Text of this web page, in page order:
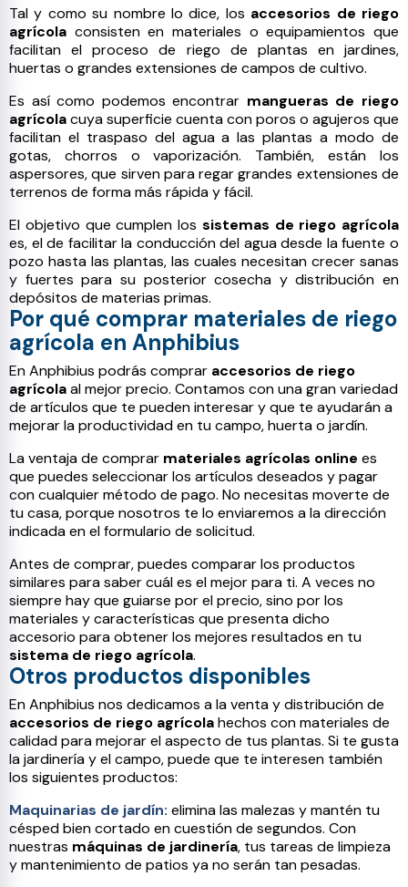
Tal y como su nombre lo dice, los accesorios de riego
agrícola consisten en materiales o equipamientos que
facilitan el proceso de riego de plantas en jardines,
huertas o grandes extensiones de campos de cultivo.
Es así como podemos encontrar mangueras de riego
agrícolacuya superficie cuenta con poros o agujeros que
facilitan el traspaso del agua a las plantas a modo de
gotas, chorros o vaporización. También, están los
aspersores, que sirven para regar grandes extensiones de
terrenos de forma más rápida y fácil.
El objetivo que cumplen los sistemas de riego agrícola
es, el de facilitar la conducción del agua desde la fuente o
pozo hasta las plantas, las cuales necesitan crecer sanas
y fuertes para su posterior cosecha y distribución en
depósitos de materias primas.
Por qué comprar materiales de riego
agrícola en Anphibius
En Anphibius podrás comprar accesorios de riego
agrícolaal mejor precio. Contamos con una gran variedad
de artículos que te pueden interesar y que te ayudarán a
mejorar la productividad en tu campo, huerta o jardín.
La ventaja de comprar materiales agrícolas online es
que puedes seleccionar los artículos deseados y pagar
con cualquier método de pago. No necesitas moverte de
tu casa, porque nosotros te lo enviaremos a la dirección
indicada en el formulario de solicitud.
Antes de comprar, puedes comparar los productos
similares para saber cuál es el mejor para ti. A veces no
siempre hay que guiarse por el precio, sino por los
materiales y características que presenta dicho
accesorio para obtener los mejores resultados en tu
sistema de riego agrícola.
Otros productos disponibles
En Anphibius nos dedicamos a la venta y distribución de
accesorios de riego agrícolahechos con materiales de
calidad para mejorar el aspecto de tus plantas. Si te gusta
la jardinería y el campo, puede que te interesen también
los siguientes productos:
Maquinarias de jardín: elimina las malezas y mantén tu
césped bien cortado en cuestión de segundos. Con
nuestras máquinas de jardinería, tus tareas de limpieza
y mantenimiento de patios ya no serán tan pesadas.